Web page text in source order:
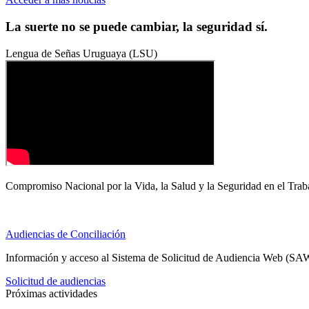
La suerte no se puede cambiar, la seguridad sí.
Lengua de Señas Uruguaya (LSU)
Compromiso Nacional por la Vida, la Salud y la Seguridad en el
Audiencias de Conciliación
Información y acceso al Sistema de Solicitud de Audiencia Web
Solicitud de audiencias
Próximas actividades